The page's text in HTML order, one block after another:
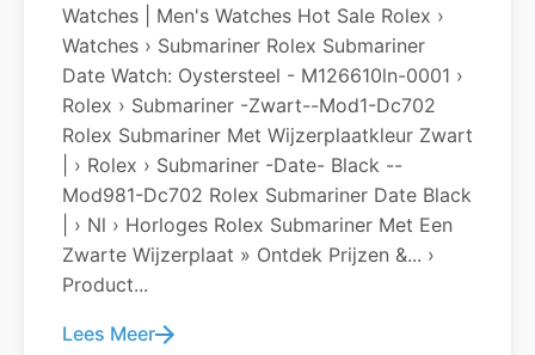
Watches | Men's Watches Hot Sale Rolex ›
Watches › Submariner Rolex Submariner
Date Watch: Oystersteel - M126610ln-0001 ›
Rolex › Submariner -zwart--mod1-Dc702
Rolex Submariner Met Wijzerplaatkleur Zwart
| › Rolex › Submariner -date- Black --
Mod981-Dc702 Rolex Submariner Date Black
| › Nl › Horloges Rolex Submariner Met Een
Zwarte Wijzerplaat » Ontdek Prijzen &... ›
Product...
Lees Meer